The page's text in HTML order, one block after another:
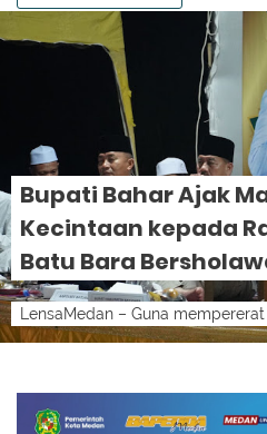
Bupati Bahar Ajak
Kecintaan kepada
Batu Bara